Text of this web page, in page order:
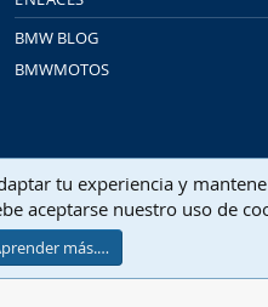
BMW BLOG
BMWMOTOS
® © 2010-2026 XenForo Ltd.
. © 2010-2019
tu experiencia y
aceptarse nuestro uso de
más.…